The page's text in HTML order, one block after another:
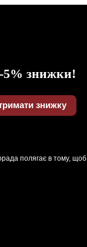
5% знижки!
знижку
полягає в тому, щоб